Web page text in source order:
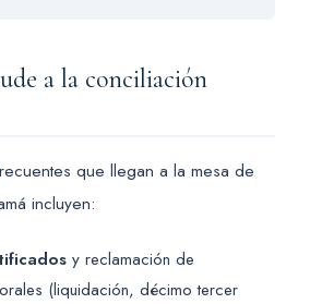
a la conciliación
que llegan a la mesa de
incluyen:
y reclamación de
(liquidación, décimo tercer